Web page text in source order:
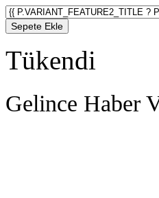
Sepete Ekle
Tükendi
Gelince Haber